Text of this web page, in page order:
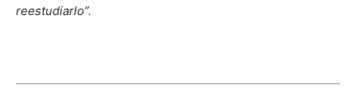
reestudiarlo”.